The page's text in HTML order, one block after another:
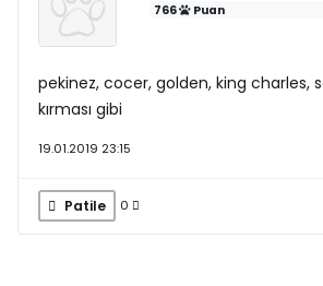
766 Puan
pekinez, cocer, golden, king charles,
kırması gibi
19.01.2019 23:15
Patile 0